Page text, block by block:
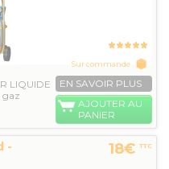
LIQUIDE
Sur commande
EN SAVOIR PLUS
AJOUTER AU
PANIER
-
18€ TTC